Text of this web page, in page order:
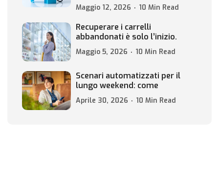
Maggio 12, 2026 10 Min Read
Recuperare i carrelli
abbandonati è solo l’inizio.
Maggio 5, 2026 10 Min Read
Scenari automatizzati per il
lungo weekend: come
Aprile 30, 2026 10 Min Read